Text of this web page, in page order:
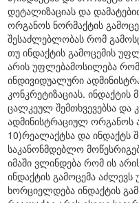
დეტალიზაციას და
ორგანოს ნორმაქტის
შესაძლებლობას რომ
თუ ინდაქტის გამოცემის
არის უფლებამოსილება
ინდივიდუალური
კონკრეტიზაციას.
ცალკეულ შემთხვევებსა და
ადმინისტრაციულ ორგანოს
10)რეალაქტსა და ინდაქტს
საკანონმდებლო
იმაში ვლინდება რომ ის
ინდაქტის გამოცემა
ხორციელდება ინდაქტის